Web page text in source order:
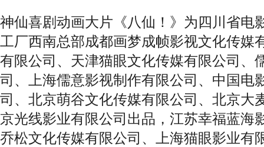
神仙喜剧动画大片《八仙！》为四川省电
工厂西南总部成都画梦成帧影视文化传媒
有限公司、天津猫眼文化传媒有限公司、
司、上海儒意影视制作有限公司、中国电
司、北京萌谷文化传媒有限公司、北京大
京光线影业有限公司出品，江苏幸福蓝海
乔松文化传媒有限公司、上海猫眼影业有